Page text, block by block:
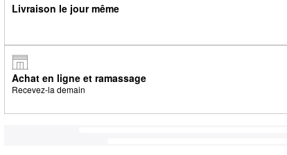
Livraison le jour même
Achat en ligne et ramassage
Recevez-la demain